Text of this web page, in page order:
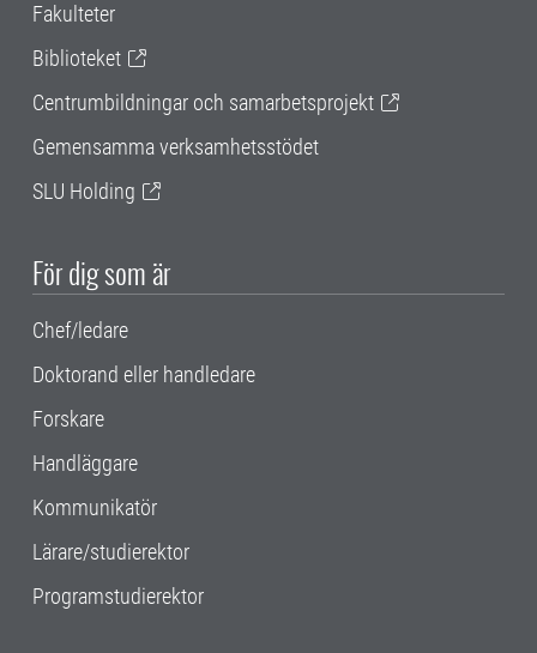
Fakulteter
Biblioteket
Centrumbildningar och samarbetsprojekt
Gemensamma verksamhetsstödet
SLU Holding
För dig som är
Chef/ledare
Doktorand eller handledare
Forskare
Handläggare
Kommunikatör
Lärare/studierektor
Programstudierektor